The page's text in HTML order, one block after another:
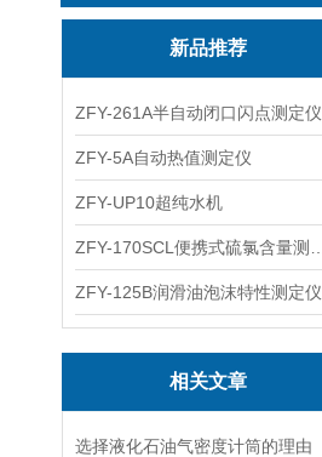
新品推荐
ZFY-261A半自动闭口闪点测定仪
ZFY-5A自动热值测定仪
ZFY-UP10超纯水机
ZFY-125B润滑油泡沫特性测定仪
相关文章
选择液化石油气密度计筒的理由